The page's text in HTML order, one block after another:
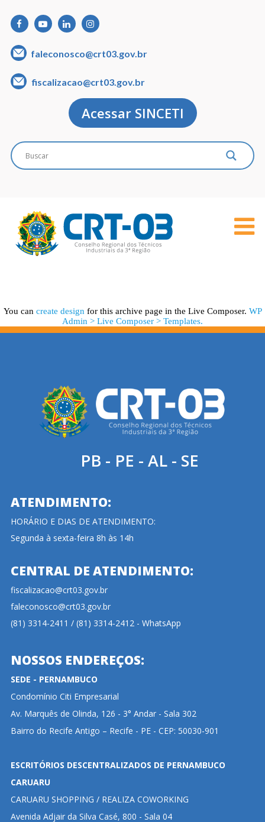
faleconosco@crt03.gov.br
fiscalizacao@crt03.gov.br
Acessar SINCETI
You can create design for this archive page in the Live Composer. WP
Admin > Live Composer > Templates.
PB - PE - AL - SE
ATENDIMENTO:
HORÁRIO E DIAS DE ATENDIMENTO:
Segunda à sexta-feira 8h às 14h
CENTRAL DE ATENDIMENTO:
fiscalizacao@crt03.gov.br
faleconosco@crt03.gov.br
(81) 3314-2411 / (81) 3314-2412 - WhatsApp
NOSSOS ENDEREÇOS:
SEDE - PERNAMBUCO
Condomínio Citi Empresarial
Av. Marquês de Olinda, 126 - 3° Andar - Sala 302
Bairro do Recife Antigo – Recife - PE - CEP: 50030-901
ESCRITÓRIOS DESCENTRALIZADOS DE PERNAMBUCO
CARUARU
CARUARU SHOPPING / REALIZA COWORKING
Avenida Adjair da Silva Casé, 800 - Sala 04